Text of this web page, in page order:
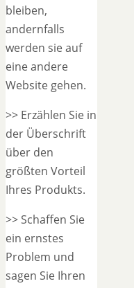
bleiben,
andernfalls
werden sie auf
eine andere
Website gehen.
>> Erzählen Sie in
der Überschrift
über den
größten Vorteil
Ihres Produkts.
>> Schaffen Sie
ein ernstes
Problem und
sagen Sie Ihren